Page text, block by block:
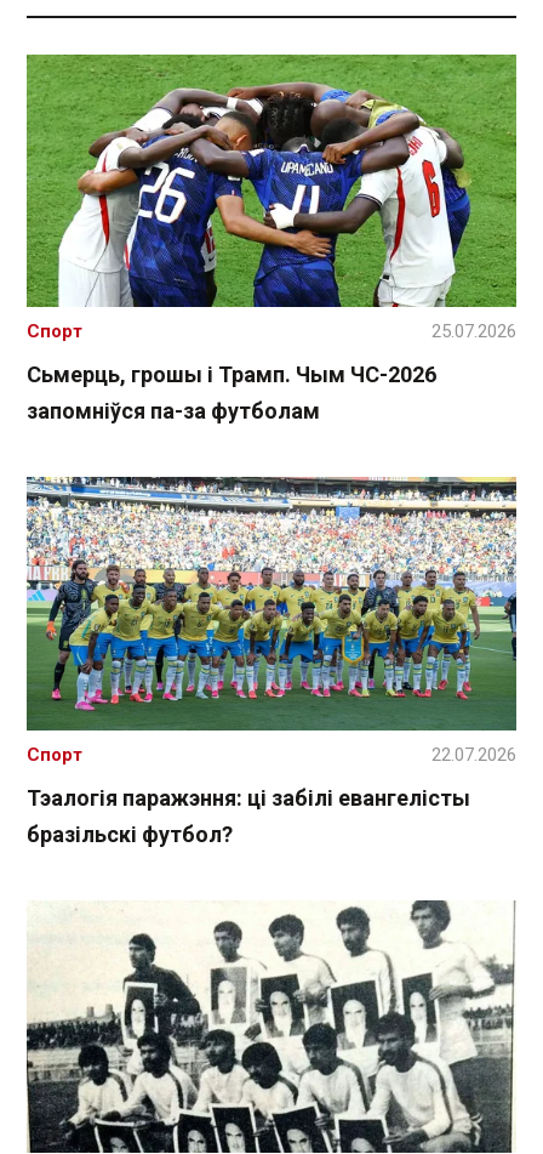
Сьмерць, грошы і Трамп. Чым ЧС-2026
запомніўся па-за футболам
Спорт 25.07.2026
Тэалогія паражэння: ці забілі евангелісты
бразільскі футбол?
Спорт 22.07.2026